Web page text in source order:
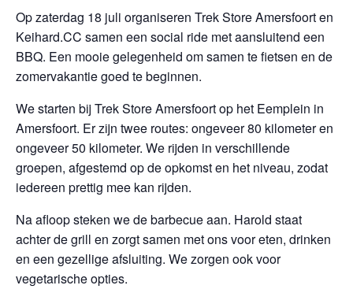
Op zaterdag 18 juli organiseren Trek Store Amersfoort en
Keihard.CC samen een social ride met aansluitend een
BBQ. Een mooie gelegenheid om samen te fietsen en de
zomervakantie goed te beginnen.
We starten bij Trek Store Amersfoort op het Eemplein in
Amersfoort. Er zijn twee routes: ongeveer 80 kilometer en
ongeveer 50 kilometer. We rijden in verschillende
groepen, afgestemd op de opkomst en het niveau, zodat
iedereen prettig mee kan rijden.
Na afloop steken we de barbecue aan. Harold staat
achter de grill en zorgt samen met ons voor eten, drinken
en een gezellige afsluiting. We zorgen ook voor
vegetarische opties.